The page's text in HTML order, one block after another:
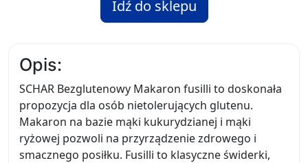
Idź do sklepu
Opis:
SCHAR Bezglutenowy Makaron fusilli to doskonała
propozycja dla osób nietolerujących glutenu.
Makaron na bazie mąki kukurydzianej i mąki
ryżowej pozwoli na przyrządzenie zdrowego i
smacznego posiłku. Fusilli to klasyczne świderki,